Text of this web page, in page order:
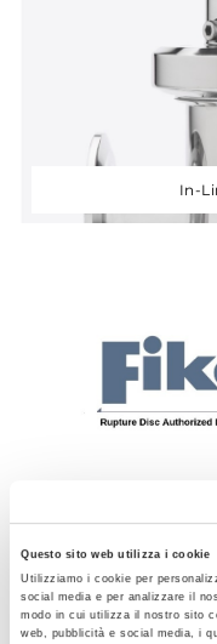
Questo sito web utilizza i cookie
Utilizziamo i cookie per
social media e per analizzare il
modo in cui utilizza il nostro sito
web, pubblicità e social media, i
In-
Fike®